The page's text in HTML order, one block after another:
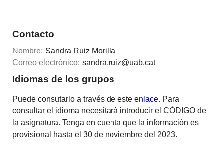
Contacto
Nombre: Sandra Ruiz Morilla
Correo electrónico: sandra.ruiz@uab.cat
Idiomas de los grupos
Puede consutarlo a través de esteenlace. Para
consultar el idioma necesitará introducir el CÓDIGO de
la asignatura. Tenga en cuenta que la información es
provisional hasta el 30 de noviembre del 2023.